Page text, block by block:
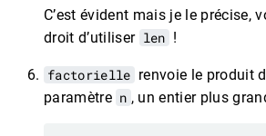
C’est évident mais je le précise,
droit d’utiliser len !
factorielle renvoie le produit
paramètre n , un entier plus